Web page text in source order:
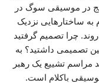
در موسیقی سوگ در
ساختارهایی نزدیک
چرا تصمیم گرفتید
تصمیمی داشتید؟ به
مراسم تشییع یک رهبر
باکلام است.